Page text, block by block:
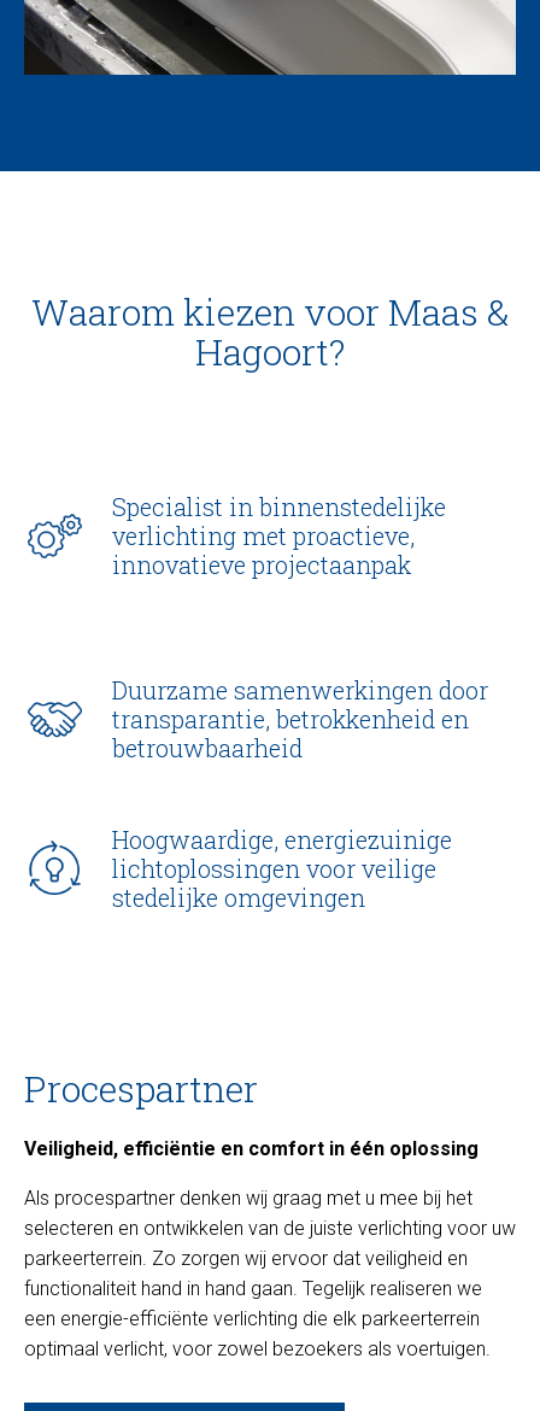
Waarom kiezen voor Maas &
Hagoort?
Specialist in binnenstedelijke
verlichting met proactieve,
innovatieve projectaanpak
Duurzame samenwerkingen door
transparantie, betrokkenheid en
betrouwbaarheid
Hoogwaardige, energiezuinige
lichtoplossingen voor veilige
stedelijke omgevingen
Procespartner
Veiligheid, efficiëntie en comfort in één oplossing
Als procespartner denken wij graag met u mee bij het
selecteren en ontwikkelen van de juiste verlichting voor uw
parkeerterrein. Zo zorgen wij ervoor dat veiligheid en
functionaliteit hand in hand gaan. Tegelijk realiseren we
een energie-efficiënte verlichting die elk parkeerterrein
optimaal verlicht, voor zowel bezoekers als voertuigen.